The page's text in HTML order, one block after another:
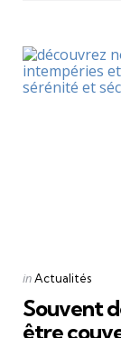
Categories
Posted
inActualités
Souvent
être